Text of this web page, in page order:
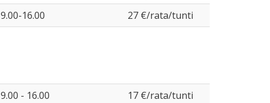
9.00-16.00 27 €/rata/tunti
9.00 - 16.00 17 €/rata/tunti